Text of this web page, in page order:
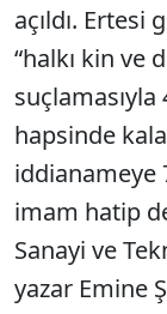
açıldı. Ertesi
“halkı kin ve
hapsinde
iddianameye
imam hatip
Sanayi ve
yazar Emine